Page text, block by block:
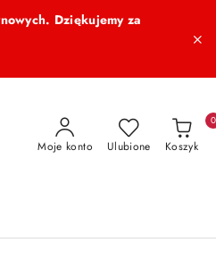
Dziękujemy za
Moje konto Ulubione Koszyk
0